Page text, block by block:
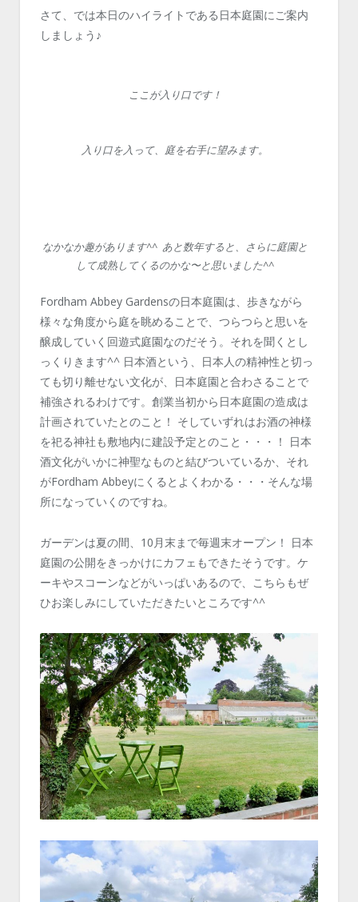
さて、では本日のハイライトである日本庭園にご案内
しましょう♪
ここが入り口です！
入り口を入って、庭を右手に望みます。
なかなか趣があります^^ あと数年すると、さらに庭園と
して成熟してくるのかな〜と思いました^^
Fordham Abbey Gardensの日本庭園は、歩きながら
様々な角度から庭を眺めることで、つらつらと思いを
醸成していく回遊式庭園なのだそう。それを聞くとし
っくりきます^^ 日本酒という、日本人の精神性と切っ
ても切り離せない文化が、日本庭園と合わさることで
補強されるわけです。創業当初から日本庭園の造成は
計画されていたとのこと！ そしていずれはお酒の神様
を祀る神社も敷地内に建設予定とのこと・・・！ 日本
酒文化がいかに神聖なものと結びついているか、それ
がFordham Abbeyにくるとよくわかる・・・そんな場
所になっていくのですね。
ガーデンは夏の間、10月末まで毎週末オープン！ 日本
庭園の公開をきっかけにカフェもできたそうです。ケ
ーキやスコーンなどがいっぱいあるので、こちらもぜ
ひお楽しみにしていただきたいところです^^